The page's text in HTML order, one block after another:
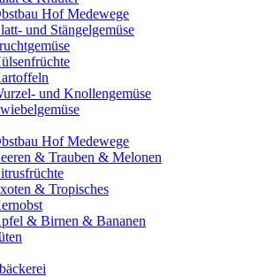
Hof Medewege
und Stängelgemüse
und Knollengemüse
Hof Medewege
& Trauben & Melonen
& Tropisches
& Birnen & Bananen